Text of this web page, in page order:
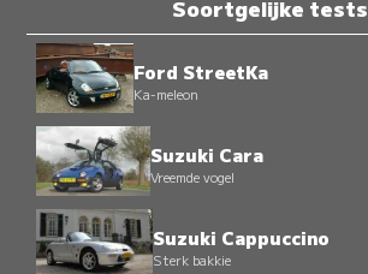
Soortgelijke tests
Ford StreetKa
Ka-meleon
Suzuki Cara
Vreemde vogel
Suzuki Cappuccino
Sterk bakkie